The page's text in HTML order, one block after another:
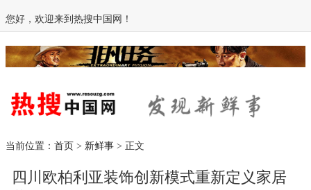
您好，欢迎来到热搜中国网！
当前位置： 首页 > 新鲜事 > 正文
四川欧柏利亚装饰创新模式重新定义家居